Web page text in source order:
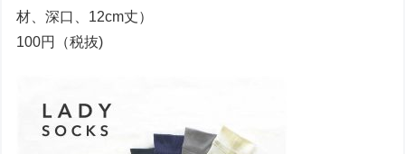
材、深口、12cm丈）
100円（税抜)